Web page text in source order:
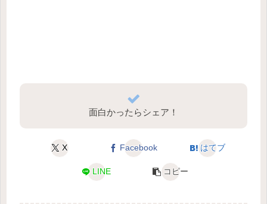
面白かったらシェア！
X Facebook はてブ
LINE コピー